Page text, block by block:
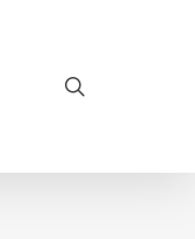
FACEBOOK